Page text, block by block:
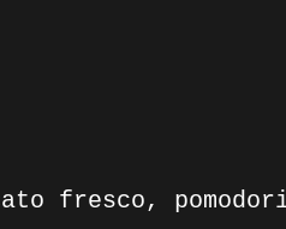
fresco,